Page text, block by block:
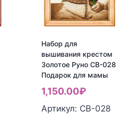
Набор для
вышивания крестом
Золотое Руно СВ-028
Подарок для мамы
1,150.00₽
Артикул: СВ-028